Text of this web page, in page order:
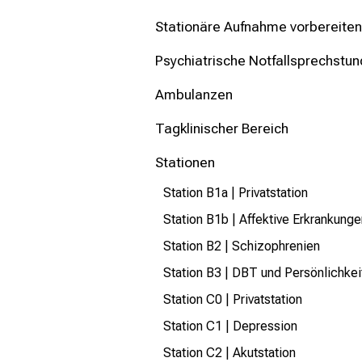
Stationäre Aufnahme vorbereiten
Psychiatrische
Ambulanzen
Tagklinischer Bereich
Stationen
Station B1a | Privatstation
Station B1b | Affektive
Station B2 | Schizophrenien
Station B3 | DBT und
Station C0 | Privatstation
Station C1 | Depression
Station C2 | Akutstation